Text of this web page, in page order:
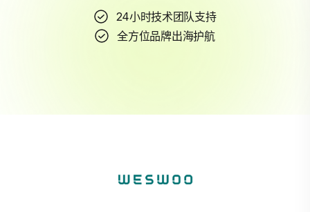
24小时技术团队支持
全方位品牌出海护航